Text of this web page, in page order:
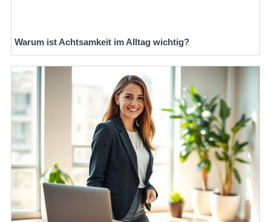
Warum ist Achtsamkeit im Alltag wichtig?